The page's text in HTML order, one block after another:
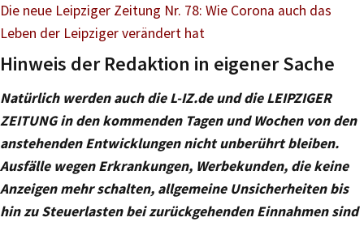
Die neue Leipziger Zeitung Nr. 78: Wie Corona auch das
Leben der Leipziger verändert hat
Hinweis der Redaktion in eigener Sache
Natürlich werden auch die L-IZ.de und die LEIPZIGER
ZEITUNG in den kommenden Tagen und Wochen von den
anstehenden Entwicklungen nicht unberührt bleiben.
Ausfälle wegen Erkrankungen, Werbekunden, die keine
Anzeigen mehr schalten, allgemeine Unsicherheiten bis
hin zu Steuerlasten bei zurückgehenden Einnahmen sind